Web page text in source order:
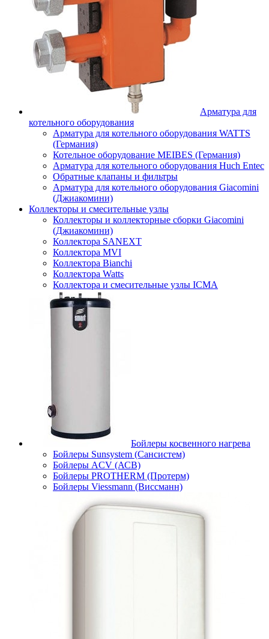
Арматура для
котельного оборудования
Арматура для котельного оборудования WATTS
(Германия)
Котельное оборудование MEIBES (Германия)
Арматура для котельного оборудования Huch Entec
Обратные клапаны и фильтры
Арматура для котельного оборудования Giacomini
(Джиакомини)
Коллекторы и смесительные узлы
Коллекторы и коллекторные сборки Giacomini
(Джиакомини)
Коллектора SANEXT
Коллектора MVI
Коллектора Bianchi
Коллектора Watts
Коллектора и смесительные узлы ICMA
Бойлеры косвенного нагрева
Бойлеры Sunsystem (Сансистем)
Бойлеры ACV (АСВ)
Бойлеры PROTHERM (Протерм)
Бойлеры Viessmann (Виссманн)